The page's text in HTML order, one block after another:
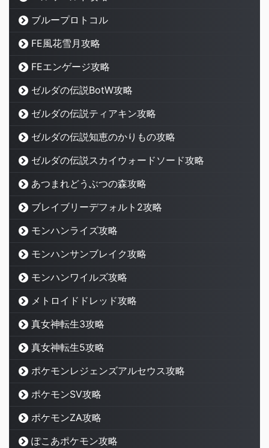
ブループロトコル
FE風花雪月攻略
FEエンゲージ攻略
ゼルダの伝説BotW攻略
ゼルダの伝説ティアキン攻略
ゼルダの伝説知恵のかりもの攻略
ゼルダの伝説スカイウォードソード攻略
あつまれどうぶつの森攻略
ブレイブリーデフォルト2攻略
モンハンライズ攻略
モンハンサンブレイク攻略
モンハンワイルズ攻略
メトロイドドレッド攻略
真女神転生3攻略
真女神転生5攻略
ポケモンレジェンズアルセウス攻略
ポケモンSV攻略
ポケモンZA攻略
ぽこあポケモン攻略